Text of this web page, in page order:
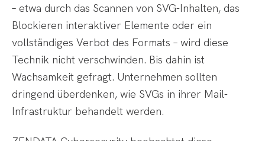
– etwa durch das Scannen von SVG-Inhalten, das
Blockieren interaktiver Elemente oder ein
vollständiges Verbot des Formats – wird diese
Technik nicht verschwinden. Bis dahin ist
Wachsamkeit gefragt. Unternehmen sollten
dringend überdenken, wie SVGs in ihrer Mail-
Infrastruktur behandelt werden.